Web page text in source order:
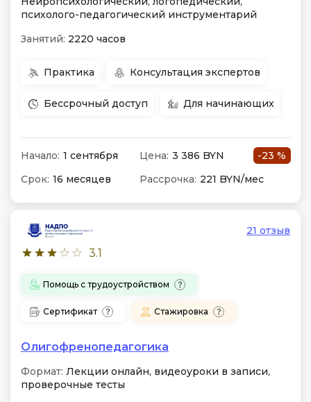
психолого-педагогический инструментарий
Занятий: 2220 часов
Практика Консультация экспертов
Бессрочный доступ Для начинающих
Начало: 1 сентября Цена: 3 386 BYN
-23 %
Срок: 16 месяцев Рассрочка: 221 BYN/мес
3.1
21 отзыв
Помощь с трудоустройством
Сертификат Стажировка
Олигофренопедагогика
Формат: Лекции онлайн, видеоуроки в записи,
проверочные тесты